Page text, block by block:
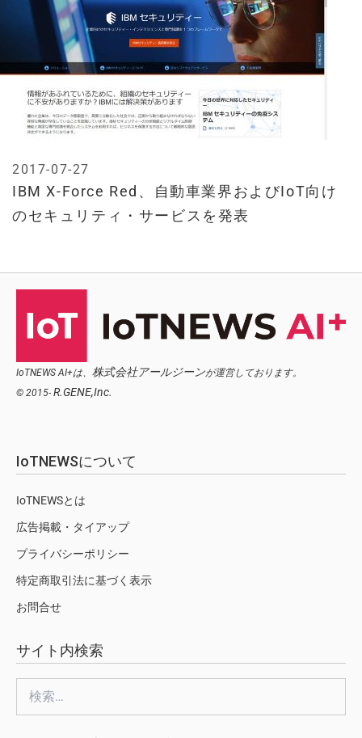
IBM X-Force Red、自動車業界およびIoT向け
のセキュリティ・サービスを発表
2017-07-27
IoTNEWS AI+は、 株式会社アールジーンが運営しております。
© 2015- R.GENE,Inc.
IoTNEWSについて
IoTNEWSとは
広告掲載・タイアップ
プライバシーポリシー
特定商取引法に基づく表示
お問合せ
サイト内検索
索: